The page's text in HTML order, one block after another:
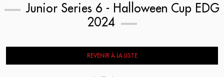
Junior Series 6 - Halloween Cup EDG
2024
REVENIR À LA LISTE